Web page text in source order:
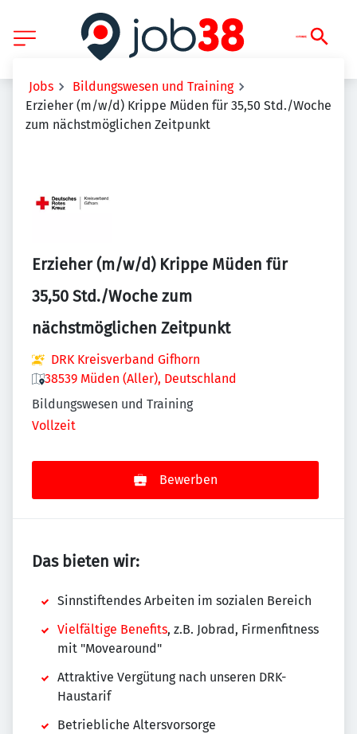
Jobs
Bildungswesen und Training
Erzieher (m/w/d) Krippe Müden für 35,50 Std./Woche
zum nächstmöglichen Zeitpunkt
Erzieher (m/w/d) Krippe Müden für
35,50 Std./Woche zum
nächstmöglichen Zeitpunkt
DRK Kreisverband Gifhorn
38539 Müden (Aller), Deutschland
Bildungswesen und Training
Vollzeit
Bewerben
Das bieten wir:
Sinnstiftendes Arbeiten im sozialen Bereich
Vielfältige Benefits, z.B. Jobrad, Firmenfitness
mit "Movearound"
Attraktive Vergütung nach unseren DRK-
Haustarif
Betriebliche Altersvorsorge